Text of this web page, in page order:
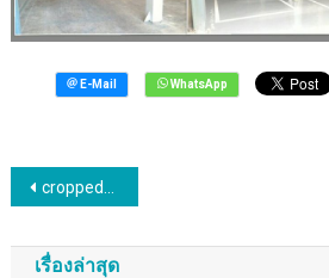
แนะแนว
เรื่อง
cropped-22417.jpg
เรื่องล่าสุด